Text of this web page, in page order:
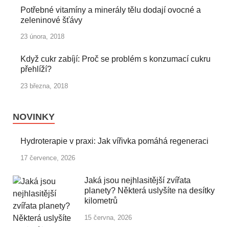
Potřebné vitamíny a minerály tělu dodají ovocné a
zeleninové šťávy
23 února, 2018
Když cukr zabíjí: Proč se problém s konzumací cukru
přehlíží?
23 března, 2018
NOVINKY
Hydroterapie v praxi: Jak vířivka pomáhá regeneraci
17 července, 2026
Jaká jsou nejhlasitější zvířata
planety? Některá uslyšíte na desítky
kilometrů
15 června, 2026